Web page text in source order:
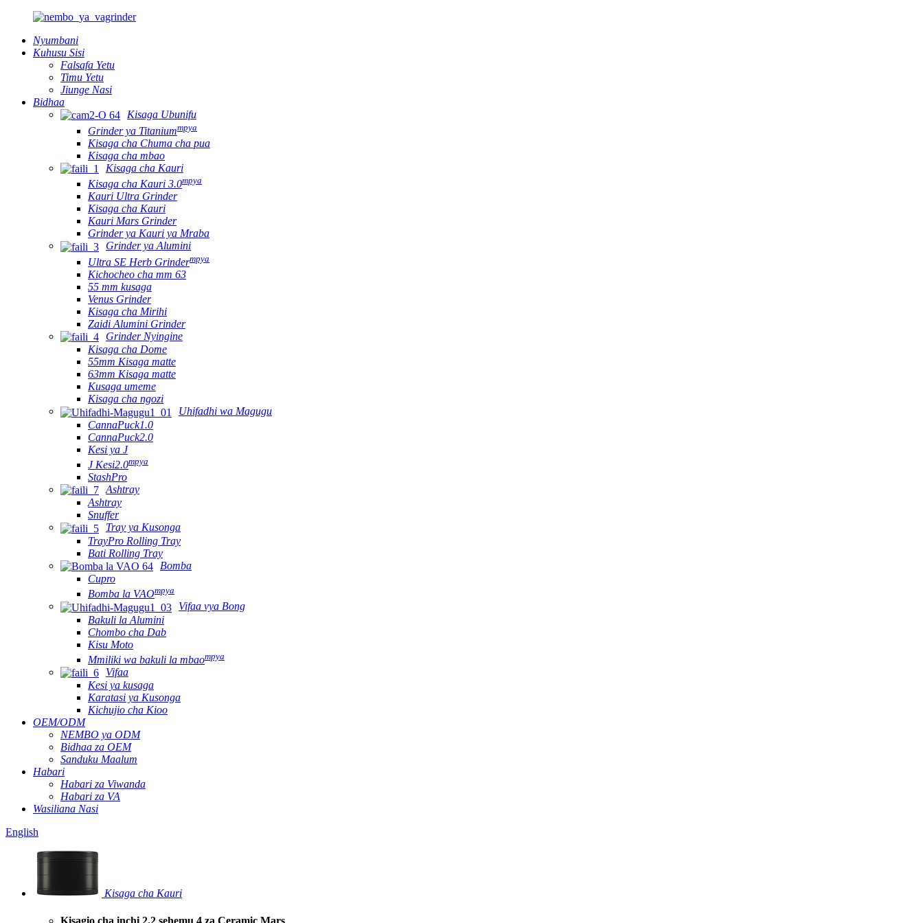
Nyumbani
Kuhusu Sisi
Falsafa Yetu
Timu Yetu
Jiunge Nasi
Bidhaa
Kisaga Ubunifu
Grinder ya Titaniummpya
Kisaga cha Chuma cha pua
Kisaga cha mbao
Kisaga cha Kauri
Kisaga cha Kauri 3.0mpya
Kauri Ultra Grinder
Kisaga cha Kauri
Kauri Mars Grinder
Grinder ya Kauri ya Mraba
Grinder ya Alumini
Ultra SE Herb Grindermpya
Kichocheo cha mm 63
55 mm kusaga
Venus Grinder
Kisaga cha Mirihi
Zaidi Alumini Grinder
Grinder Nyingine
Kisaga cha Dome
55mm Kisaga matte
63mm Kisaga matte
Kusaga umeme
Kisaga cha ngozi
Uhifadhi wa Magugu
CannaPuck1.0
CannaPuck2.0
Kesi ya J
J Kesi2.0mpya
StashPro
Ashtray
Ashtray
Snuffer
Tray ya Kusonga
TrayPro Rolling Tray
Bati Rolling Tray
Bomba
Cupro
Bomba la VAOmpya
Vifaa vya Bong
Bakuli la Alumini
Chombo cha Dab
Kisu Moto
Mmiliki wa bakuli la mbaompya
Vifaa
Kesi ya kusaga
Karatasi ya Kusonga
Kichujio cha Kioo
OEM/ODM
NEMBO ya ODM
Bidhaa za OEM
Sanduku Maalum
Habari
Habari za Viwanda
Habari za VA
Wasiliana Nasi
English
Kisaga cha Kauri
Kisagio cha inchi 2.2 sehemu 4 za Ceramic Mars